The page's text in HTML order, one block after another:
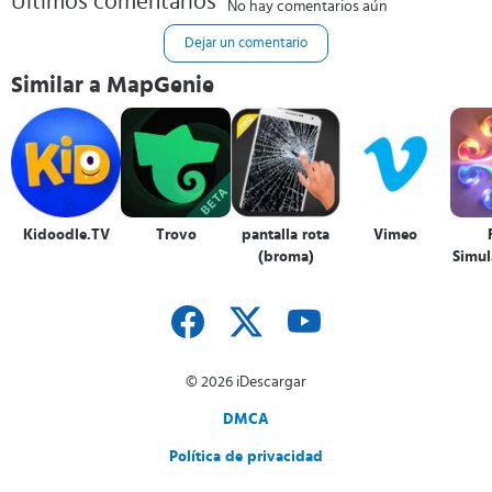
No hay comentarios aún
Dejar un comentario
Similar a MapGenie
Kidoodle.TV Trovo
pantalla rota
(broma)
Vimeo
© 2026 iDescargar
DMCA
Política de privacidad